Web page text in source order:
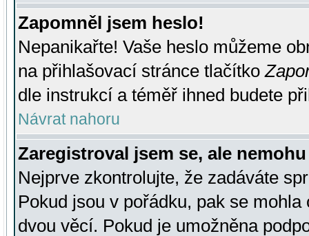
Zapomněl jsem heslo!
Nepanikařte! Vaše heslo můžeme
na přihlašovací stránce tlačítko
dle instrukcí a téměř ihned budete
Návrat nahoru
Zaregistroval jsem se, ale
Nejprve zkontrolujte, že zadáváte
Pokud jsou v pořádku, pak se
dvou věcí. Pokud je umožněna